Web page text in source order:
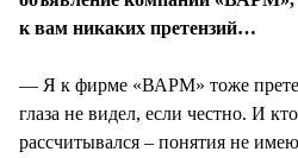
к вам никаких претензий…
— Я к фирме «ВАРМ» тоже
глаза не видел, если честно. И
рассчитывался – понятия не